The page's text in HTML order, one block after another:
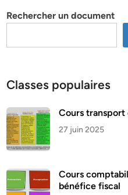
Rechercher un document
Classes populaires
Cours
27 juin 2025
Cours
bénéfice fiscal